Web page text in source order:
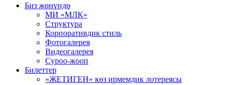
Биз жөнүндө
МИ «МЛК»
Структура
Корпоративдик стиль
Фотогалерея
Видеогалерея
Суроо-жооп
Билеттер
«ЖЕТИГЕН» көз ирмемдик лотереясы